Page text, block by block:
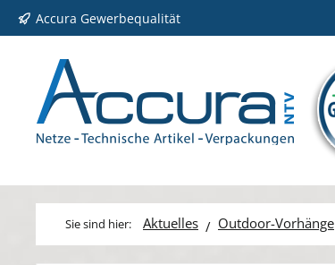
Hauptinhalt springen
Zur Suche springen
Zur Hauptnavigation springen
Accura Gewerbequalität
Aktuelles Outdoor-Vorhänge